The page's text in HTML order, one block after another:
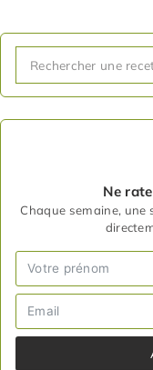
Ne
Chaque semaine, une